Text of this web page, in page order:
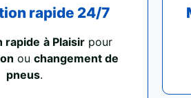
rapide 24/7
rapide à Plaisirpour
ou changement de
pneus.